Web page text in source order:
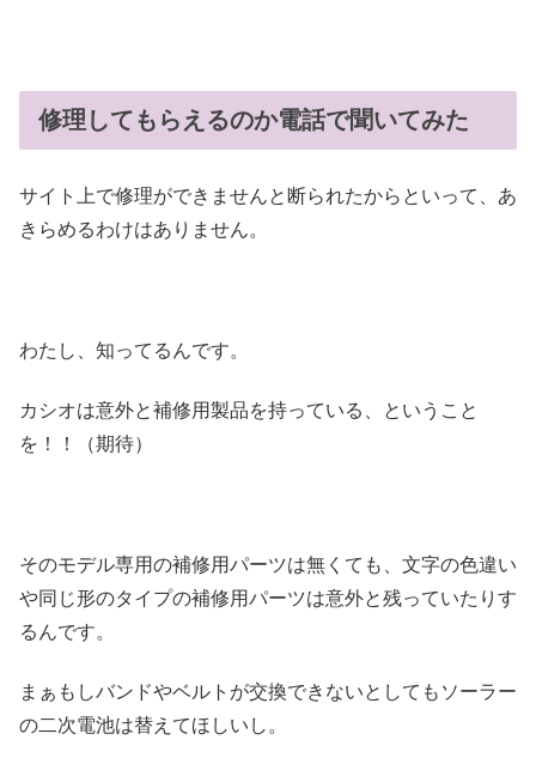
修理してもらえるのか電話で聞いてみた
サイト上で修理ができませんと断られたからといって、あ
きらめるわけはありません。
わたし、知ってるんです。
カシオは意外と補修用製品を持っている、ということ
を！！（期待）
そのモデル専用の補修用パーツは無くても、文字の色違い
や同じ形のタイプの補修用パーツは意外と残っていたりす
るんです。
まぁもしバンドやベルトが交換できないとしてもソーラー
の二次電池は替えてほしいし。